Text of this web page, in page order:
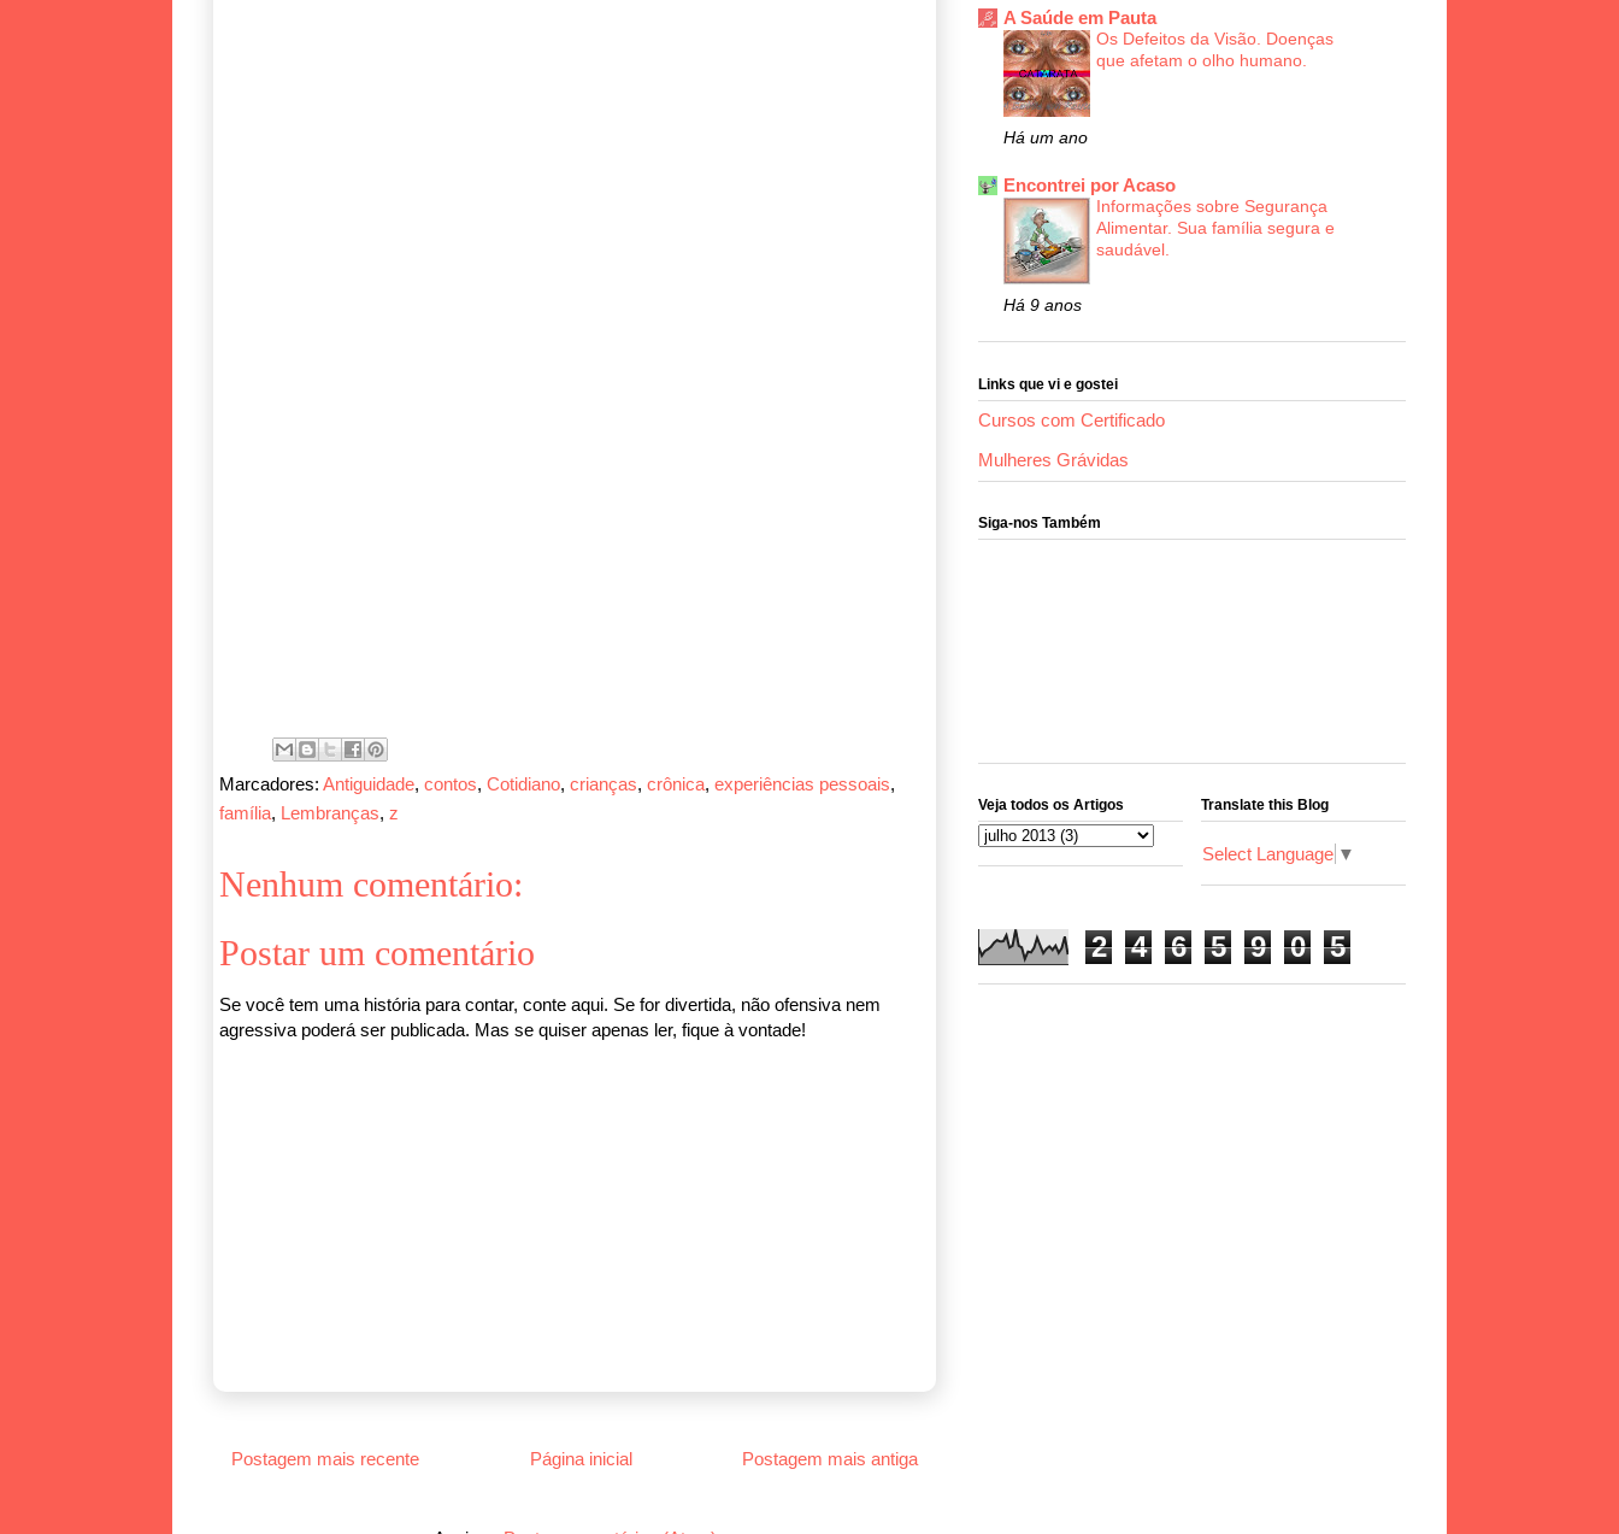
Marcadores: Antiguidade, contos, Cotidiano, crianças, crônica, experiências pessoais,
família, Lembranças, z
Nenhum comentário:
Postar um comentário
Se você tem uma história para contar, conte aqui. Se for divertida, não ofensiva nem
agressiva poderá ser publicada. Mas se quiser apenas ler, fique à vontade!
Postagem mais recente Postagem mais antiga
Página inicial
A Saúde em Pauta
Os Defeitos da Visão. Doenças
que afetam o olho humano.
Há um ano
Encontrei por Acaso
Informações sobre Segurança
Alimentar. Sua família segura e
saudável.
Há 9 anos
Links que vi e gostei
Cursos com Certificado
Mulheres Grávidas
Siga-nos Também
Veja todos os Artigos Translate this Blog
Select Language ▼
2 4 6 5 9 0 5